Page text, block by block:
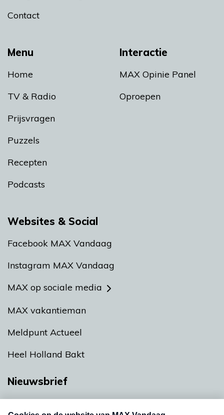
Menu
Home
TV & Radio
Prijsvragen
Puzzels
Recepten
Podcasts
Interactie
MAX Opinie Panel
Oproepen
Contact
Websites & Social
Facebook MAX Vandaag
Instagram MAX Vandaag
MAX op sociale media
MAX vakantieman
Meldpunt Actueel
Heel Holland Bakt
Nieuwsbrief